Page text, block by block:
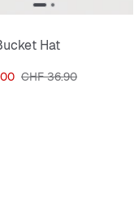
Hat
Originalpreis
CHF 36.90